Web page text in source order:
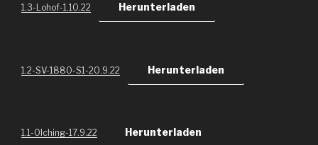
1.3-Lohof-1.10.22 Herunterladen
1.2-SV-1880-S1-20.9.22 Herunterladen
1.1-Olching-17.9.22 Herunterladen